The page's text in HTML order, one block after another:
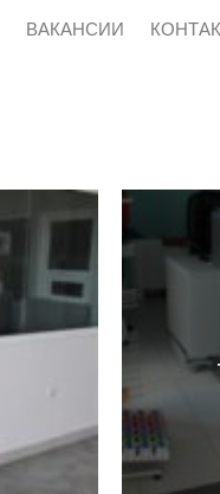
ВАКАНСИИ